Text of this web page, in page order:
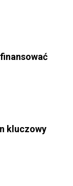
kluczowy